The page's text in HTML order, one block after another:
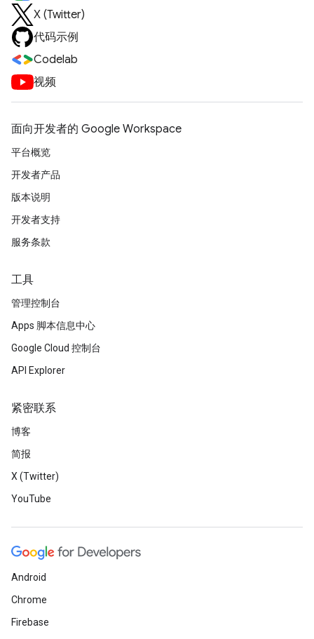
X (Twitter)
代码示例
Codelab
视频
面向开发者的 Google Workspace
平台概览
开发者产品
版本说明
开发者支持
服务条款
工具
管理控制台
Apps 脚本信息中心
Google Cloud 控制台
API Explorer
紧密联系
博客
简报
X (Twitter)
YouTube
Android
Chrome
Firebase